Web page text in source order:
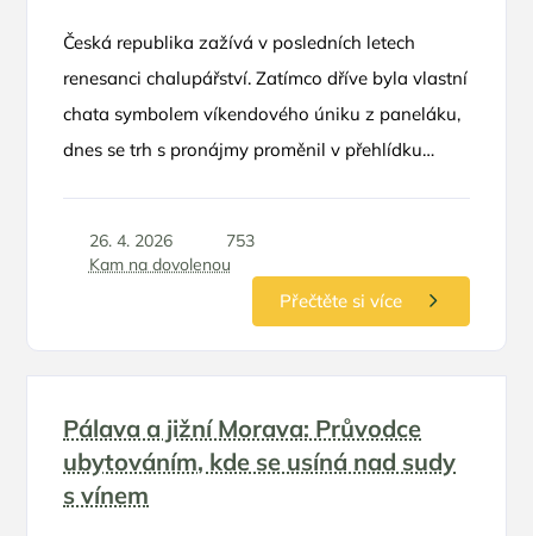
Česká republika zažívá v posledních letech
renesanci chalupářství. Zatímco dříve byla vlastní
chata symbolem víkendového úniku z paneláku,
dnes se trh s pronájmy proměnil v přehlídku
sekání trávy a spaní v proleželých postelích
po babičce. Moderní objekty nabízejí komfort
pětihvězdičkových hotelů, ale s bonusem
26. 4. 2026
753
Kam na dovolenou
Přečtěte si více
Pálava a jižní Morava: Průvodce
ubytováním, kde se usíná nad sudy
s vínem